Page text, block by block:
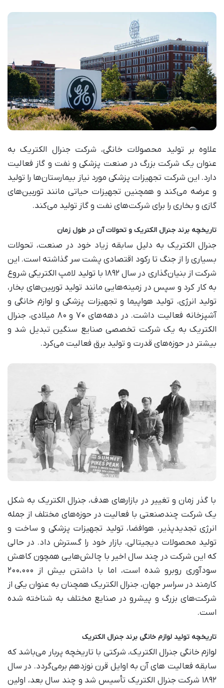
علاوه بر تولید محصولات خانگی، شرکت جنرال الکتریک به
عنوان یک شرکت بزرگ در صنعت پزشکی و نفت و گاز فعالیت
دارد. این شرکت تجهیزات پزشکی مورد نیاز بیمارستان‌ها را تولید
و عرضه می‌کند و همچنین تجهیزات حیاتی مانند توربین‌های
گازی و بخاری را برای شرکت‌های نفت و گاز تولید می‌کند.
تاریخچه برند جنرال الکتریک و تحولات آن در طول زمان
جنرال الکتریک به دلیل سابقه زیاد خود در صنعت، تحولات
بسیاری را از جنگ تا رکود اقتصادی پشت سر گذاشته است. این
شرکت از بنیان‌گذاری در سال ۱۸۹۲ با تولید لامپ الکتریکی شروع
به کار کرد و سپس در زمینه‌هایی مانند تولید توربین‌های بخار،
تولید انرژی، تولید هواپیما و تجهیزات پزشکی و لوازم خانگی و
آشپزخانه فعالیت داشت. در دهه‌های ۷۰ و ۸۰ میلادی، جنرال
الکتریک به یک شرکت تخصصی صنایع سنگین تبدیل شد و
بیشتر در حوزه‌های قدرت و تولید برق فعالیت می‌کرد.
با گذر زمان و تغییر در بازارهای هدف، جنرال الکتریک به شکل
یک شرکت چندصنعتی با فعالیت در حوزه‌های مختلف از جمله
انرژی تجدیدپذیر، هوافضا، تولید تجهیزات پزشکی و ساخت و
تولید محصولات دیجیتالی، بازار خود را گسترش داد. در حالی
که این شرکت در چند سال اخیر با چالش‌هایی همچون کاهش
سودآوری روبرو شده است، اما با داشتن بیش از ۲۰۰،۰۰۰
کارمند در سراسر جهان، جنرال الکتریک همچنان به عنوان یکی از
شرکت‌های بزرگ و پیشرو در صنایع مختلف به شناخته شده
است.
تاریخچه تولید لوازم خانگی برند جنرال الکتریک
لوازم خانگی جنرال الکتریک، شرکتی با تاریخچه پربار می‌باشد که
سابقه فعالیت های آن به اوایل قرن نوزدهم برمی‌گردد. در سال
۱۸۹۲ شرکت جنرال الکتریک تأسیس شد و چند سال بعد، اولین